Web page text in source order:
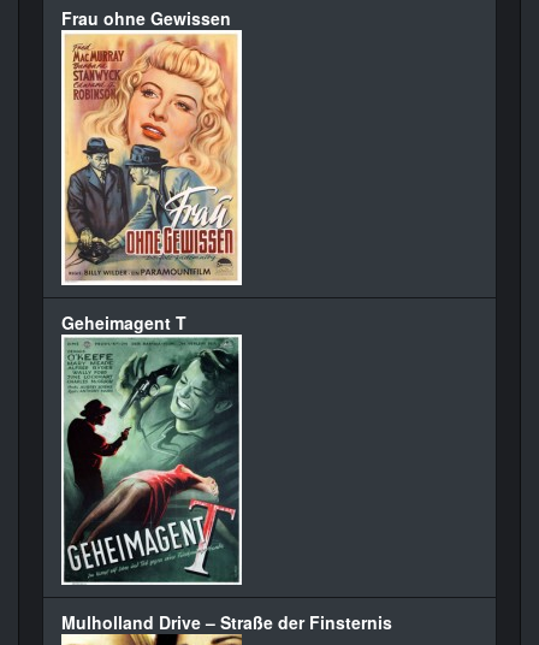
Frau ohne Gewissen
Geheimagent T
Mulholland Drive – Straße der Finsternis